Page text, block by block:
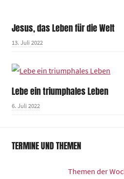
Jesus, das Leben für die Welt
13. Juli 2022
Lebe ein triumphales Leben
6. Juli 2022
TERMINE UND THEMEN
Themen der